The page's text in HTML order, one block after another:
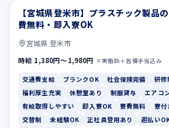
交通費支給 ブランクOK
【宮城県登米市】プラスチック製品
費無料・即入寮OK
宮城県 登米市
時給 1,380円〜1,980円 ×実働8h＋各種手当込み
交通費支給 ブランクOK 社会保険完備
研修
福利厚生充実
休憩室あり 制服貸与
エアコ
有給取得しやすい
即入寮OK 寮費無料 寮付
交替制
未経験OK 正社員登用あり 週払い